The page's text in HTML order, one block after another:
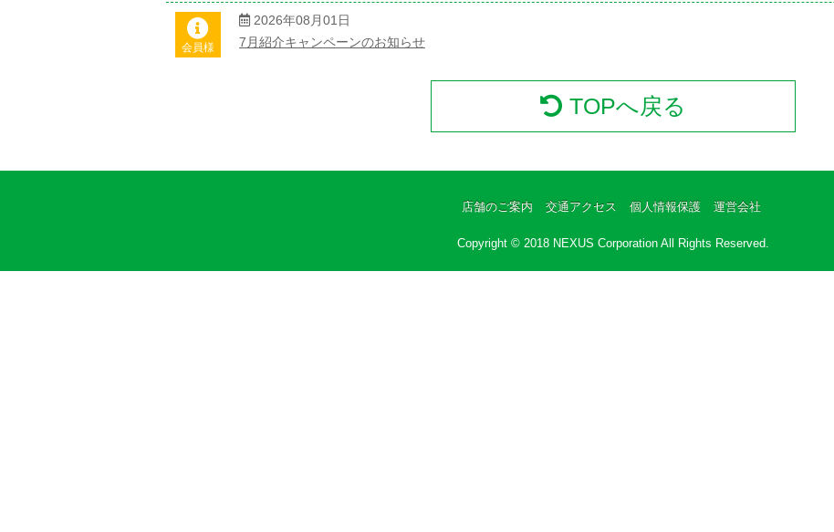
会員様
2026年08月01日
7月紹介キャンペーンのお知らせ
TOPへ戻る
店舗のご案内 交通アクセス 個人情報保護 運営会社
Copyright © 2018 NEXUS Corporation All Rights Reserved.